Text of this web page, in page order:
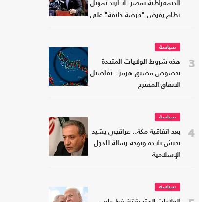
الديمقراطية بمصر: لا أريد تمويل
نظام يفرض "قبضة خانقة" على
3
سياسة
هذه شروط الولايات المتحدة
بخصوص مضيق هرمز.. تفاصيل
الاتفاق المقترح
4
سياسة
بعد اتفاقية مكة.. عراقجي يشيد
بجيش بلاده ويوجه رسالة للدول
الإسلامية
سياسة